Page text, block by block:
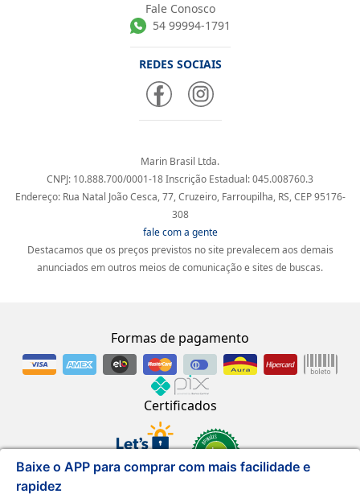
Baixe o APP para comprar com mais facilidade e
rapidez
Fale Conosco
54 99994-1791
REDES SOCIAIS
Marin Brasil Ltda.
CNPJ: 10.888.700/0001-18 Inscrição Estadual: 045.008760.3
Endereço: Rua Natal João Cesca, 77, Cruzeiro, Farroupilha, RS, CEP 95176-
308
fale com a gente
Destacamos que os preços previstos no site prevalecem aos demais
anunciados em outros meios de comunicação e sites de buscas.
Formas de pagamento
Certificados